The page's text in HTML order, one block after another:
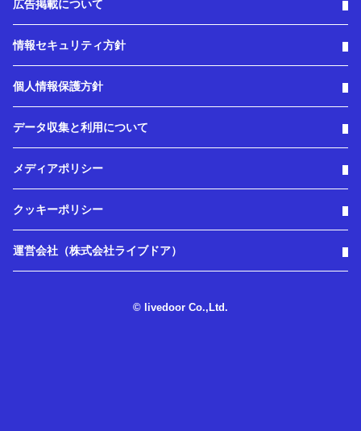
広告掲載について
情報セキュリティ方針
個人情報保護方針
データ収集と利用について
メディアポリシー
クッキーポリシー
運営会社（株式会社ライブドア）
© livedoor Co.,Ltd.